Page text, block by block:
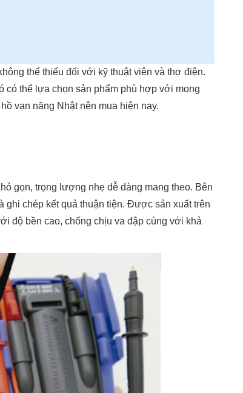
thể thiếu đối với kỹ thuật viên và thợ điện.
có thể lựa chọn sản phẩm phù hợp với mong
vạn năng Nhật nên mua hiện nay.
gọn, trọng lượng nhẹ dễ dàng mang theo. Bên
ghi chép kết quả thuận tiện. Được sản xuất trên
độ bền cao, chống chịu va đập cùng với khả